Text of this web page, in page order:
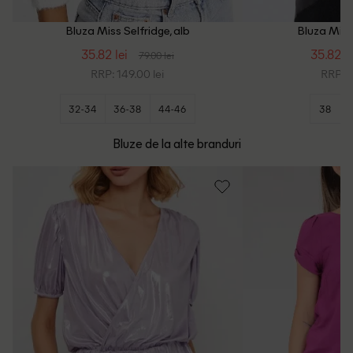
Bluza Miss Selfridge, alb
35.82 lei 79.00 lei
RRP: 149.00 lei
32-34 36-38 44-46
Bluza
35.82
RRP:
38
Bluze de la alte branduri